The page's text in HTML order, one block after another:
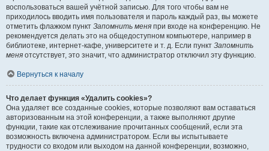
воспользоваться вашей учётной записью. Для того чтобы вам не
приходилось вводить имя пользователя и пароль каждый раз, вы можете
отметить флажком пункт Запомнить меня при входе на конференцию. Не
рекомендуется делать это на общедоступном компьютере, например в
библиотеке, интернет-кафе, университете и т. д. Если пункт Запомнить
меня отсутствует, это значит, что администратор отключил эту функцию.
Вернуться к началу
Что делает функция «Удалить cookies»?
Она удаляет все созданные cookies, которые позволяют вам оставаться
авторизованным на этой конференции, а также выполняют другие
функции, такие как отслеживание прочитанных сообщений, если эта
возможность включена администратором. Если вы испытываете
трудности со входом или выходом на данной конференции, возможно,